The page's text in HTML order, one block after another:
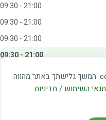
באתר זה נעשה שימוש בקבצי cookies. המשך גלישתך באתר מהווה
תנאי השימוש / מדיניות
09:30 - 21:00
09:30 - 21:00
09:30 - 21:00
09:30 - 21:00
09:00 - 15:00
20:00 - 23:00